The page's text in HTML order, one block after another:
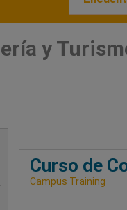
y
Curso de
Campus Training